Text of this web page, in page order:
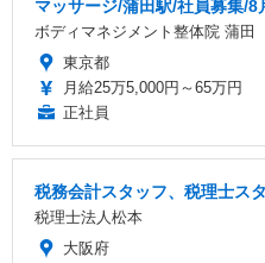
マッサージ/蒲田駅/社員募集/8
ボディマネジメント整体院 蒲田
東京都
月給25万5,000円～65万円
正社員
税務会計スタッフ、税理士ス
税理士法人松本
大阪府